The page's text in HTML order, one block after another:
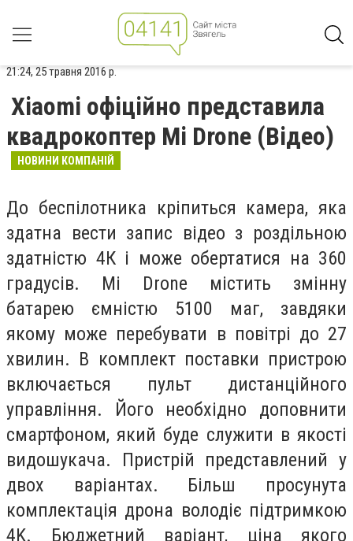
21:24, 25 травня 2016 р.
Xiaomi офіційно представила
квадрокоптер Mi Drone (Відео)
НОВИНИ КОМПАНІЙ
До беспілотника кріпиться камера, яка
здатна вести запис відео з роздільною
здатністю 4К і може обертатися на 360
градусів. Mi Drone містить змінну
батарею ємністю 5100 маг, завдяки
якому може перебувати в повітрі до 27
хвилин. В комплект поставки пристрою
включається пульт дистанційного
управління. Його необхідно доповнити
смартфоном, який буде служити в якості
видошукача. Пристрій представлений у
двох варіантах. Більш просунута
комплектація дрона володіє підтримкою
4K. Бюджетний варіант, ціна якого